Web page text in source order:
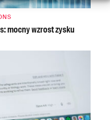
mocny wzrost zysku